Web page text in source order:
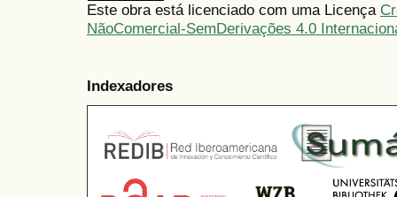
Este obra está licenciado com uma Licença
NãoComercial-SemDerivações 4.0
Indexadores